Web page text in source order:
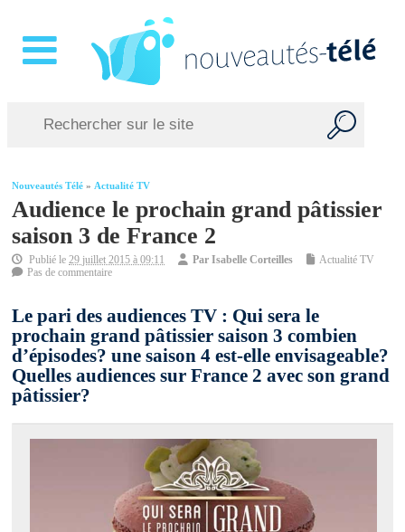
Nouveautés Télé »Actualité TV
Audience le prochain grand pâtissier
saison 3 de France 2
Publié le29 juillet 2015 à 09:11 ParIsabelle Corteilles
Actualité TV
Pas de commentaire
Le pari des audiences TV : Qui sera le
prochain grand pâtissier saison 3 combien
d’épisodes? une saison 4 est-elle envisageable?
Quelles audiences sur France 2 avec son grand
pâtissier?